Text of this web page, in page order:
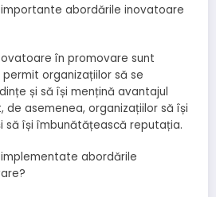
abordările inovatoare
în promovare sunt
organizațiilor să se
și să își mențină avantajul
de asemenea, organizațiilor să își
să își îmbunătățească reputația.
abordările